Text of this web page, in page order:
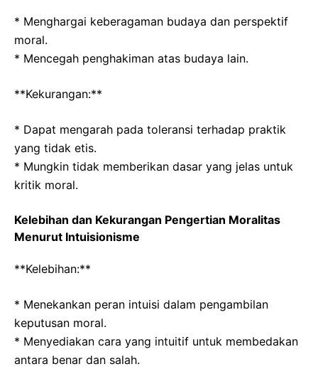
* Menghargai keberagaman budaya dan perspektif
moral.
* Mencegah penghakiman atas budaya lain.
**Kekurangan:**
* Dapat mengarah pada toleransi terhadap praktik
yang tidak etis.
* Mungkin tidak memberikan dasar yang jelas untuk
kritik moral.
Kelebihan dan Kekurangan Pengertian Moralitas
Menurut Intuisionisme
**Kelebihan:**
* Menekankan peran intuisi dalam pengambilan
keputusan moral.
* Menyediakan cara yang intuitif untuk membedakan
antara benar dan salah.